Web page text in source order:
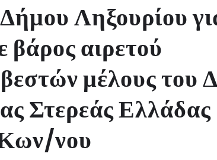
Ληξουρίου
βάρος αιρετού
μέλους του
Στερεάς Ελλάδας
νου